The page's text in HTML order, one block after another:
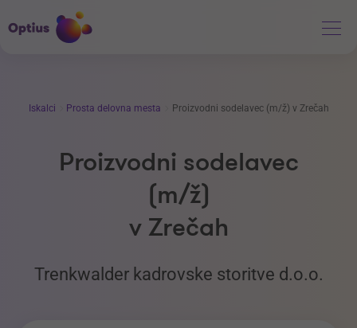
Iskalci Prosta delovna mesta Proizvodni sodelavec (m/ž) v Zrečah
Proizvodni sodelavec
(m/ž)
v Zrečah
Trenkwalder kadrovske storitve d.o.o.